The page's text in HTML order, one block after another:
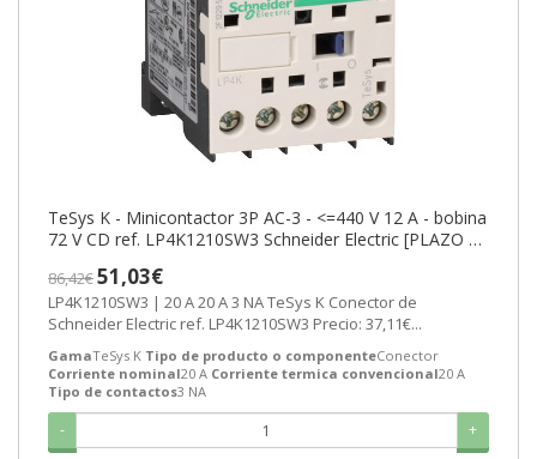
TeSys K - Minicontactor 3P AC-3 - <=440 V 12 A - bobina
72 V CD ref. LP4K1210SW3 Schneider Electric [PLAZO 3-
86,42€51,03€
LP4K1210SW3 | 20 A 20 A 3 NA TeSys K Conector de
Schneider Electric ref. LP4K1210SW3 Precio: 37,11€...
GamaTeSys K Tipo de producto o componenteConector
Corriente nominal20 A Corriente termica convencional20 A
Tipo de contactos3 NA
- +